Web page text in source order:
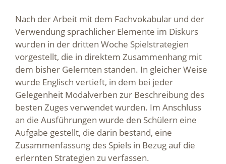
Nach der Arbeit mit dem Fachvokabular und der
Verwendung sprachlicher Elemente im Diskurs
wurden in der dritten Woche Spielstrategien
vorgestellt, die in direktem Zusammenhang mit
dem bisher Gelernten standen. In gleicher Weise
wurde Englisch vertieft, in dem bei jeder
Gelegenheit Modalverben zur Beschreibung des
besten Zuges verwendet wurden. Im Anschluss
an die Ausführungen wurde den Schülern eine
Aufgabe gestellt, die darin bestand, eine
Zusammenfassung des Spiels in Bezug auf die
erlernten Strategien zu verfassen.